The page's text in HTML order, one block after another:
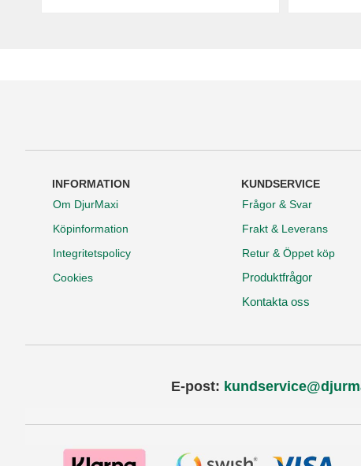
INFORMATION
Om DjurMaxi
Köpinformation
Integritetspolicy
Cookies
KUNDSERVICE
Frågor & Svar
Frakt & Leverans
Retur & Öppet köp
Produktfrågor
Kontakta oss
E-post: